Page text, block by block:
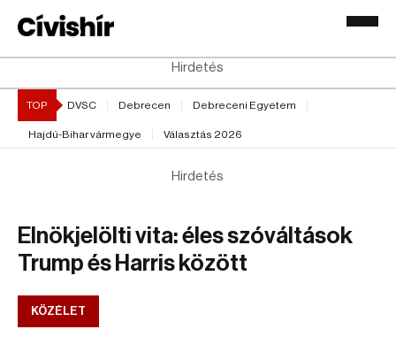
Hirdetés
TOP DVSC Debrecen Debreceni Egyetem
Hajdú-Bihar vármegye Választás 2026
Hirdetés
Elnökjelölti vita: éles szóváltások
Trump és Harris között
KÖZÉLET